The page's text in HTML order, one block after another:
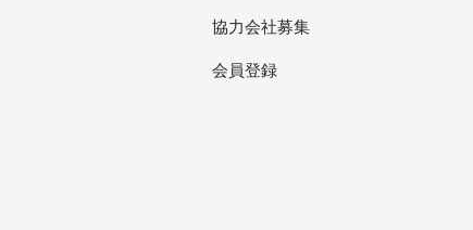
協力会社募集
会員登録